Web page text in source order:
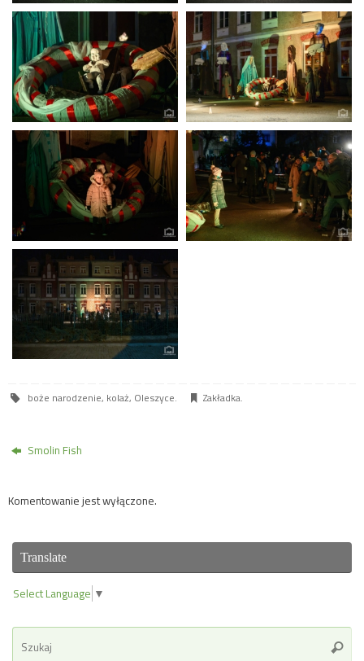
boże narodzenie, kolaż, Oleszyce. Zakładka.
Smolin Fish
Komentowanie jest wyłączone.
Translate
Select Language ▼